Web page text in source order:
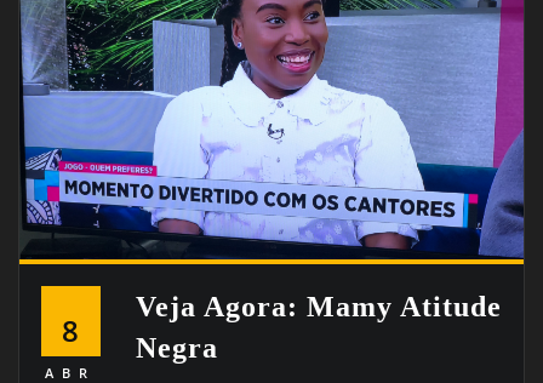
8
ABR
Veja Agora: Mamy Atitude
Negra